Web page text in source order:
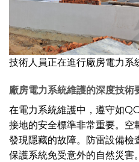
技術人員正在進行廠房電力系
廠房電力系統維護的深度技術
在電力系統維護中，遵守如
接地的安全標準非常重要。空
發現隱藏的故障。防雷設備檢
保護系統免受意外的自然災害。